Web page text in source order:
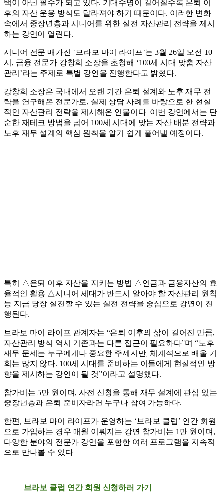
택이 아닌 필수가 되고 있다. 기대수명이 길어질수록 은퇴 이
후의 자산 운용 방식도 달라져야 하기 때문이다. 이러한 변화
속에서 중장년층과 시니어를 위한 실전 자산관리 전략을 제시
하는 강연이 열린다.
시니어 전문 매가진 ‘브라보 마이 라이프’는 3월 26일 오전 10
시, 금융 전문가 강창희 소장을 초청해 ‘100세 시대 맞춤 자산
관리’라는 주제로 특별 강연을 진행한다고 밝혔다.
강창희 소장은 국내에서 오랜 기간 은퇴 설계와 노후 재무 전
략을 연구해온 전문가로, 실제 상담 사례를 바탕으로 한 현실
적인 자산관리 전략을 제시해온 인물이다. 이번 강연에서는 단
순한 재테크 방법을 넘어 100세 시대에 맞는 자산 배분 전략과
노후 재무 설계의 핵심 원칙을 알기 쉽게 풀어낼 예정이다.
특히 △은퇴 이후 자산을 지키는 방법 △연금과 금융자산의 효
율적인 활용 △시니어 세대가 반드시 알아야 할 자산관리 원칙
등 지금 당장 실천할 수 있는 실전 전략을 중심으로 강연이 진
행된다.
브라보 마이 라이프 관계자는 “은퇴 이후의 삶이 길어진 만큼,
자산관리 방식 역시 기존과는 다른 접근이 필요하다”며 “노후
재무 문제는 누구에게나 중요한 주제지만, 체계적으로 배울 기
회는 많지 않다. 100세 시대를 준비하는 이들에게 현실적인 방
향을 제시하는 강연이 될 것”이라고 설명했다.
참가비는 5만 원이며, 사전 신청을 통해 재무 설계에 관심 있는
중장년층과 은퇴 준비자라면 누구나 참여 가능하다.
한편, 브라보 마이 라이프가 운영하는 ‘브라보 클럽’ 연간 회원
으로 가입하는 경우 매월 이뤄지는 강연 참가비는 1만 원이며,
다양한 분야의 전문가 강연을 포함한 여러 프로그램을 지속적
으로 만나볼 수 있다.
브라보 클럽 연간 회원 신청하러 가기